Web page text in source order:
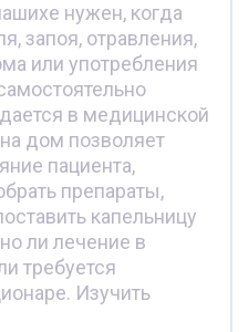
нужен, когда
запоя, отравления,
или употребления
в медицинской
дом позволяет
пациента,
препараты,
капельницу
ли лечение в
требуется
Изучить